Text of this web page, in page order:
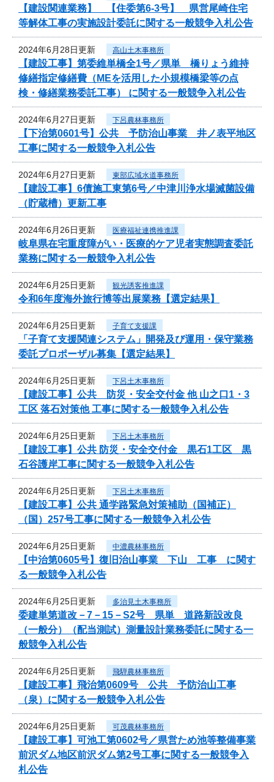
【建設関連業務】 【住委第6-3号】 県営尾崎住宅
等解体工事の実施設計委託に関する一般競争入札公告
2024年6月28日更新 高山土木事務所
【建設工事】第委維単橋全1号／県単 橋りょう維持
修繕指定修繕費（MEを活用した小規模橋梁等の点
検・修繕業務委託工事） に関する一般競争入札公告
2024年6月27日更新 下呂農林事務所
【下治第0601号】公共 予防治山事業 井ノ表平地区
工事に関する一般競争入札公告
2024年6月27日更新 東部広域水道事務所
【建設工事】6債施工東第6号／中津川浄水場滅菌設備
（貯蔵槽）更新工事
2024年6月26日更新 医療福祉連携推進課
岐阜県在宅重度障がい・医療的ケア児者実態調査委託
業務に関する一般競争入札公告
2024年6月25日更新 観光誘客推進課
令和6年度海外旅行博等出展業務【選定結果】
2024年6月25日更新 子育て支援課
「子育て支援関連システム」開発及び運用・保守業務
委託プロポーザル募集【選定結果】
2024年6月25日更新 下呂土木事務所
【建設工事】公共 防災・安全交付金 他 山之口1・3
工区 落石対策他 工事に関する一般競争入札公告
2024年6月25日更新 下呂土木事務所
【建設工事】公共 防災・安全交付金 黒石1工区 黒
石谷護岸工事に関する一般競争入札公告
2024年6月25日更新 下呂土木事務所
【建設工事】公共 通学路緊急対策補助（国補正）
（国）257号工事に関する一般競争入札公告
2024年6月25日更新 中濃農林事務所
【中治第0605号】復旧治山事業 下山 工事 に関す
る一般競争入札公告
2024年6月25日更新 多治見土木事務所
委建単第道改－7－15－S2号 県単 道路新設改良
（一般分）（配当測試）測量設計業務委託に関する一
般競争入札公告
2024年6月25日更新 飛騨農林事務所
【建設工事】飛治第0609号 公共 予防治山工事
（泉）に関する一般競争入札公告
2024年6月25日更新 可茂農林事務所
【建設工事】可池工第0602号／県営ため池等整備事業
前沢ダム地区前沢ダム第2号工事に関する一般競争入
札公告